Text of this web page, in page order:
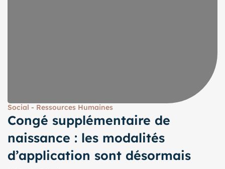
Social - Ressources Humaines
Congé supplémentaire de
naissance : les modalités
d’application sont désormais